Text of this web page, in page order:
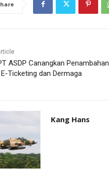
ASDP Canangkan Penambahan
Ticketing dan Dermaga
Kang Hans